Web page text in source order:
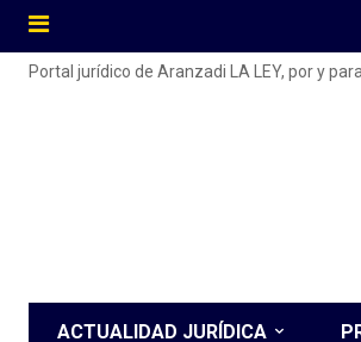
Portal jurídico de Aranzadi LA LEY, por y
ACTUALIDAD JURÍDICA